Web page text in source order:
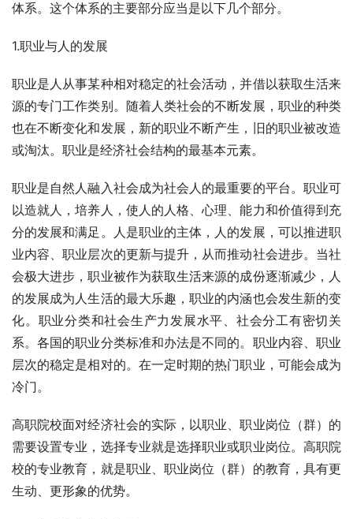
体系。这个体系的主要部分应当是以下几个部分。
1.职业与人的发展
职业是人从事某种相对稳定的社会活动，并借以获取生活来
源的专门工作类别。随着人类社会的不断发展，职业的种类
也在不断变化和发展，新的职业不断产生，旧的职业被改造
或淘汰。职业是经济社会结构的最基本元素。
职业是自然人融入社会成为社会人的最重要的平台。职业可
以造就人，培养人，使人的人格、心理、能力和价值得到充
分的发展和满足。人是职业的主体，人的发展，可以推进职
业内容、职业层次的更新与提升，从而推动社会进步。当社
会极大进步，职业被作为获取生活来源的成份逐渐减少，人
的发展成为人生活的最大乐趣，职业的内涵也会发生新的变
化。职业分类和社会生产力发展水平、社会分工有密切关
系。各国的职业分类标准和办法是不同的。职业内容、职业
层次的稳定是相对的。在一定时期的热门职业，可能会成为
冷门。
高职院校面对经济社会的实际，以职业、职业岗位（群）的
需要设置专业，选择专业就是选择职业或职业岗位。高职院
校的专业教育，就是职业、职业岗位（群）的教育，具有更
生动、更形象的优势。